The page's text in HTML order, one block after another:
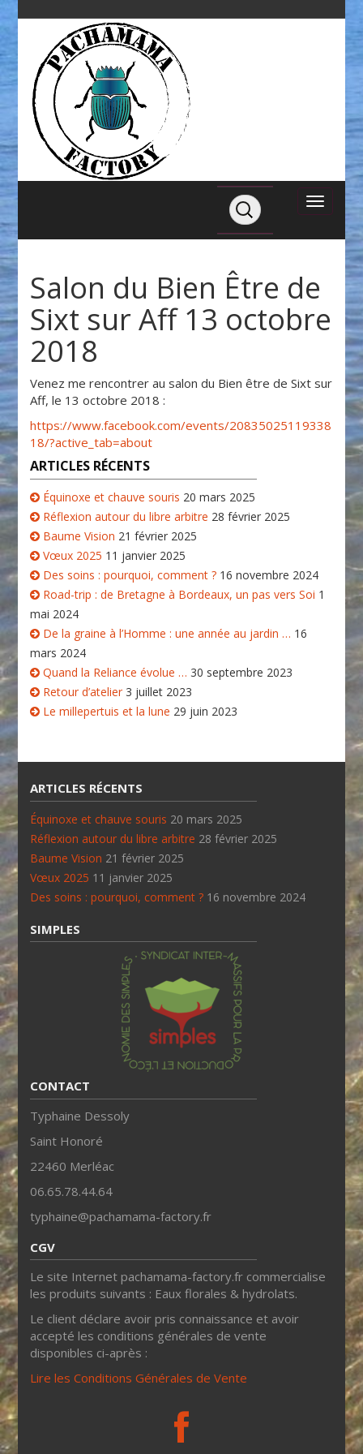
Salon du Bien Être de
Sixt sur Aff 13 octobre
2018
Venez me rencontrer au salon du Bien être de Sixt sur
Aff, le 13 octobre 2018 :
https://www.facebook.com/events/20835025119338
18/?active_tab=about
ARTICLES RÉCENTS
Équinoxe et chauve souris 20 mars 2025
Réflexion autour du libre arbitre 28 février 2025
Baume Vision 21 février 2025
Vœux 2025 11 janvier 2025
Des soins : pourquoi, comment ? 16 novembre 2024
Road-trip : de Bretagne à Bordeaux, un pas vers Soi 1
mai 2024
De la graine à l’Homme : une année au jardin … 16
mars 2024
Quand la Reliance évolue … 30 septembre 2023
Retour d’atelier 3 juillet 2023
Le millepertuis et la lune 29 juin 2023
ARTICLES RÉCENTS
Équinoxe et chauve souris 20 mars 2025
Réflexion autour du libre arbitre 28 février 2025
Baume Vision 21 février 2025
Vœux 2025 11 janvier 2025
Des soins : pourquoi, comment ? 16 novembre 2024
SIMPLES
CONTACT
Typhaine Dessoly
Saint Honoré
22460 Merléac
06.65.78.44.64
typhaine@pachamama-factory.fr
CGV
Le site Internet pachamama-factory.fr commercialise
les produits suivants : Eaux florales & hydrolats.
Le client déclare avoir pris connaissance et avoir
accepté les conditions générales de vente
disponibles ci-après :
Lire les Conditions Générales de Vente